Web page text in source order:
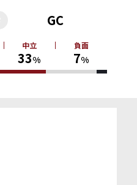
中立
33%
負面
7%
GC